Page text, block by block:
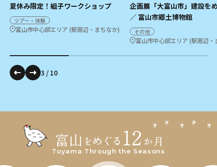
夏休み限定！組子ワークショップ
ツアー・体験
富山市中心部エリア (駅周辺・まちなか)
企画展「大富山市」建設を
／ 富山市郷土博物館
その他
富山市中心部エリア (駅周辺・
3 / 10
Toyama Through the Seasons